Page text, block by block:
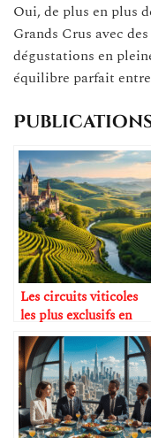
Oui, de plus en plus
Grands Crus avec
dégustations en
équilibre parfait
Les circuits viticoles
les plus exclusifs en
Europe